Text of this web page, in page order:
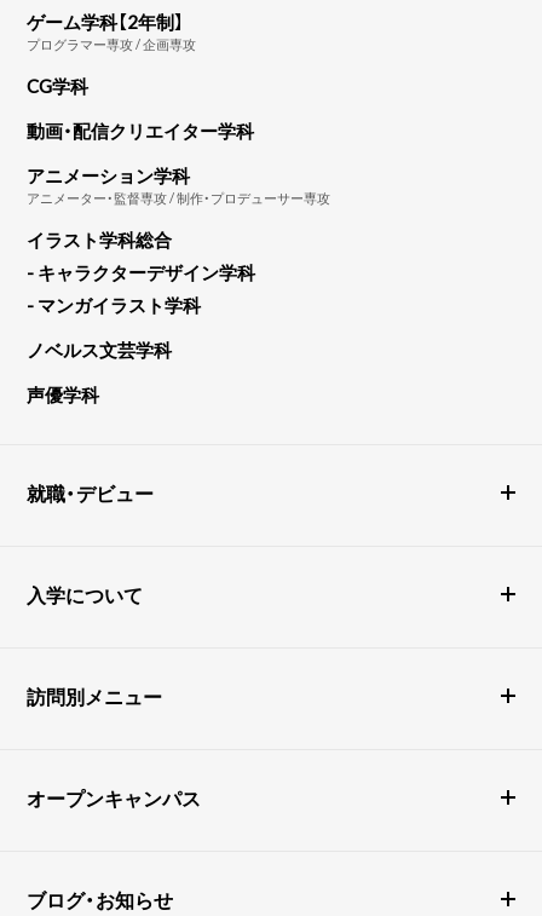
ゲーム学科【2年制】
プログラマー専攻 / 企画専攻
CG学科
動画・配信クリエイター学科
アニメーション学科
アニメーター・監督専攻 / 制作・プロデューサー専攻
イラスト学科総合
- キャラクターデザイン学科
- マンガイラスト学科
ノベルス文芸学科
声優学科
就職・デビュー
入学について
訪問別メニュー
オープンキャンパス
ブログ・お知らせ